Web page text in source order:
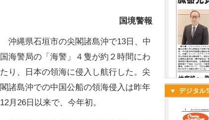
国境警報
沖縄県石垣市の尖閣諸島沖で13日、中
国海警局の「海警」４隻が約２時間にわ
たり、日本の領海に侵入し航行した。尖
閣諸島沖での中国公船の領海侵入は昨年
12月26日以来で、今年初。
▼ デジタル